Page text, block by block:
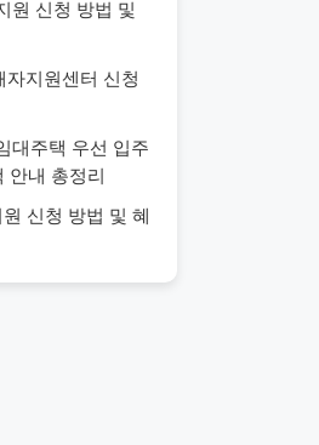
원 신청 방법 및
지원센터 신청
대주택 우선 입주
안내 총정리
신청 방법 및 혜